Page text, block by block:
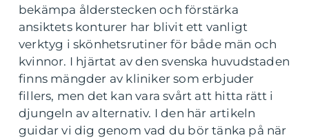
bekämpa ålderstecken och förstärka
ansiktets konturer har blivit ett vanligt
verktyg i skönhetsrutiner för både män och
kvinnor. I hjärtat av den svenska huvudstaden
finns mängder av kliniker som erbjuder
fillers, men det kan vara svårt att hitta rätt i
djungeln av alternativ. I den här artikeln
guidar vi dig genom vad du bör tänka på när